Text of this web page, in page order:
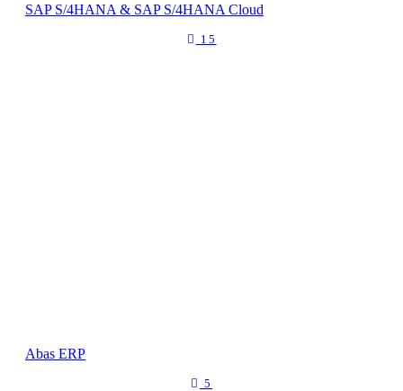
SAP S/4HANA & SAP S/4HANA Cloud
15
Abas ERP
5